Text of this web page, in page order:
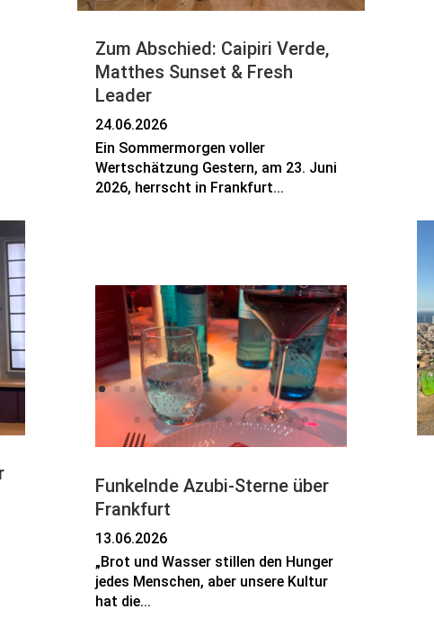
Zum Abschied: Caipiri Verde,
Matthes Sunset & Fresh
Leader
24.06.2026
Ein Sommermorgen voller
Wertschätzung Gestern, am 23. Juni
2026, herrscht in Frankfurt...
Funkelnde Azubi-Sterne über
Frankfurt
13.06.2026
„Brot und Wasser stillen den Hunger
jedes Menschen, aber unsere Kultur
hat die...